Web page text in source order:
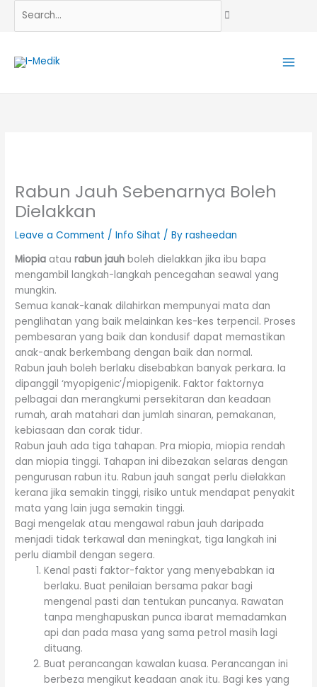
Rabun Jauh Sebenarnya Boleh
Dielakkan
Leave a Comment /Info Sihat / Byrasheedan
Miopia ataurabun jauh boleh dielakkan jika ibu bapa
mengambil langkah-langkah pencegahan seawal yang
mungkin.
Semua kanak-kanak dilahirkan mempunyai mata dan
penglihatan yang baik melainkan kes-kes terpencil. Proses
pembesaran yang baik dan kondusif dapat memastikan
anak-anak berkembang dengan baik dan normal.
Rabun jauh boleh berlaku disebabkan banyak perkara. Ia
dipanggil ‘myopigenic’/miopigenik. Faktor faktornya
pelbagai dan merangkumi persekitaran dan keadaan
rumah, arah matahari dan jumlah sinaran, pemakanan,
kebiasaan dan corak tidur.
Rabun jauh ada tiga tahapan. Pra miopia, miopia rendah
dan miopia tinggi. Tahapan ini dibezakan selaras dengan
pengurusan rabun itu. Rabun jauh sangat perlu dielakkan
kerana jika semakin tinggi, risiko untuk mendapat penyakit
mata yang lain juga semakin tinggi.
Bagi mengelak atau mengawal rabun jauh daripada
menjadi tidak terkawal dan meningkat, tiga langkah ini
perlu diambil dengan segera.
Kenal pasti faktor-faktor yang menyebabkan ia
berlaku. Buat penilaian bersama pakar bagi
mengenal pasti dan tentukan puncanya. Rawatan
tanpa menghapuskan punca ibarat memadamkan
api dan pada masa yang sama petrol masih lagi
dituang.
Buat perancangan kawalan kuasa. Perancangan ini
berbeza mengikut keadaan anak itu. Bagi kes yang